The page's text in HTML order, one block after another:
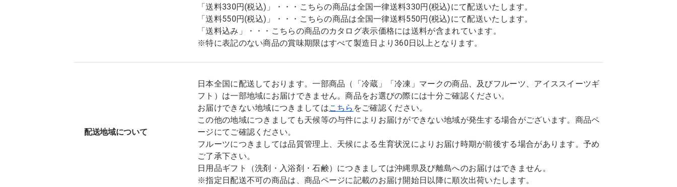
「送料330円(税込)」・・・こちらの商品は全国一律送料330円(税込)にて配送いたします。
「送料550円(税込)」・・・こちらの商品は全国一律送料550円(税込)にて配送いたします。
「送料込み」・・・こちらの商品のカタログ表示価格には送料が含まれています。
※特に表記のない商品の賞味期限はすべて製造日より360日以上となります。
配送地域について
日本全国に配送しております。一部商品（「冷蔵」「冷凍」マークの商品、及びフルーツ、アイススイーツギ
フト）は一部地域にお届けできません。商品をお選びの際には十分ご確認ください。
お届けできない地域につきましてはこちら をご確認ください。
この他の地域につきましても天候等の与件によりお届けができない地域が発生する場合がございます。商品ペ
ージにてご確認ください。
フルーツにつきましては品質管理上、天候による生育状況によりお届け時期が前後する場合があります。予め
ご了承下さい。
日用品ギフト（洗剤・入浴剤・石鹸）につきましては沖縄県及び離島へのお届けはできません。
※指定日配送不可の商品は、商品ページに記載のお届け開始日以降に順次出荷いたします。